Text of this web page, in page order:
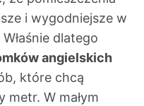
i wygodniejsze w
dlatego
angielskich
które chcą
W małym